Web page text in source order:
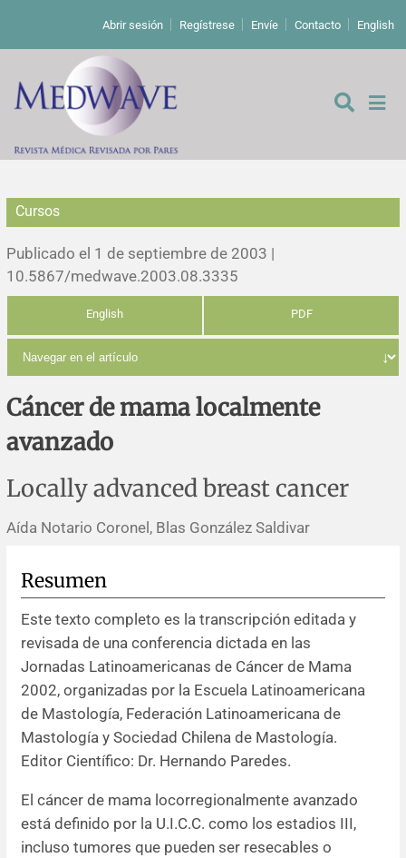
Abrir sesión Regístrese Envíe Contacto English
De los editores
Editoriales
Comentarios
Cartas a los editores
Errata y notas de reserva
Estudios originales
Estudios cualitativos
Revisiones sistemáticas
Análisis
Revisiones clínicas
Comunicaciones breves
Políticas editoriales
Instrucciones para autores
Patrocinadores y financiamiento
Editores
Comité editorial
Resúmenes de congresos
Cursos
Publicado el 1 de septiembre de 2003 |
10.5867/medwave.2003.08.3335
English PDF
Cáncer de mama localmente
avanzado
Locally advanced breast cancer
Aída Notario Coronel, Blas González Saldivar
Resumen
Este texto completo es la transcripción editada y
revisada de una conferencia dictada en las
Jornadas Latinoamericanas de Cáncer de Mama
2002, organizadas por la Escuela Latinoamericana
de Mastología, Federación Latinoamericana de
Mastología y Sociedad Chilena de Mastología.
Editor Científico: Dr. Hernando Paredes.
El cáncer de mama locorregionalmente avanzado
está definido por la U.I.C.C. como los estadios III,
incluso tumores que pueden ser resecables o